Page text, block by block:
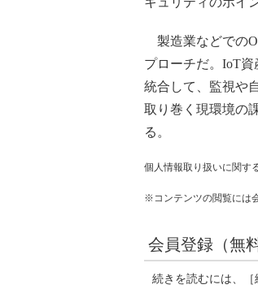
製造業などでの
プローチだ。IoT
統合して、監視や
取り巻く現環境の
る。
個人情報取り扱いに関す
※コンテンツの閲覧には
会員登録（無
続きを読むには、［